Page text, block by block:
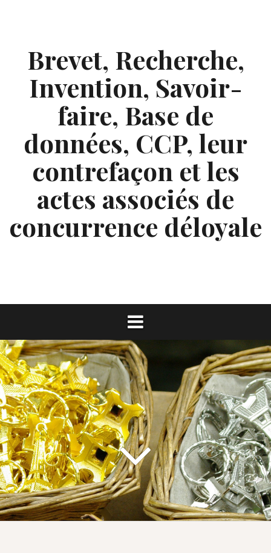
Brevet, Recherche,
Invention, Savoir-
faire, Base de
données, CCP, leur
contrefaçon et les
actes associés de
concurrence déloyale